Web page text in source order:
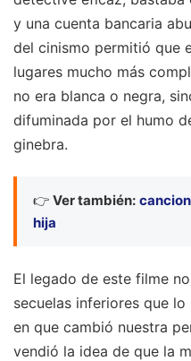
y una cuenta bancaria
del cinismo permitió que
lugares mucho más
no era blanca o negra,
difuminada por el humo
ginebra.
👉 Ver también:
hija
El legado de este filme
secuelas inferiores que
en que cambió nuestra
vendió la idea de que la